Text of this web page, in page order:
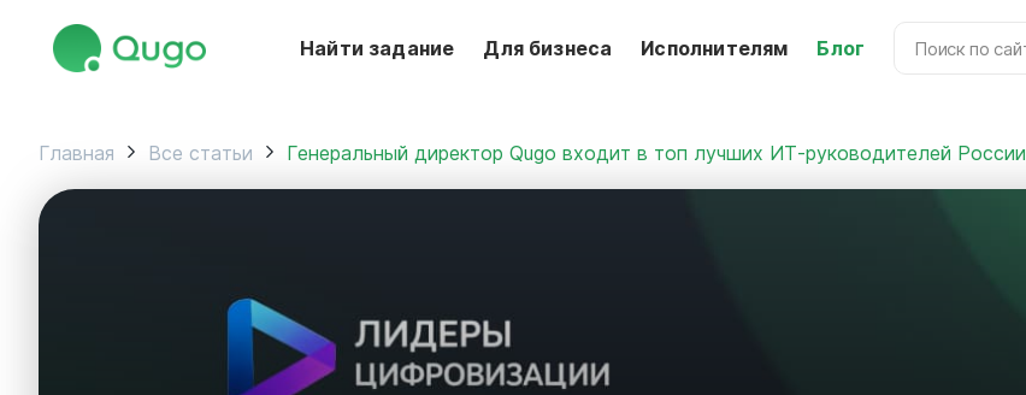
Найти задание Для бизнеса Исполнителям Блог
Главная Все статьи Генеральный директор Qugo входит в топ лучших ИТ-руководителей России